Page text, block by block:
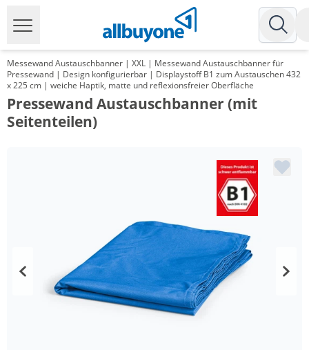
Messewand Austauschbanner | XXL | Messewand Austauschbanner für
Pressewand | Design konfigurierbar | Displaystoff B1 zum Austauschen 432
x 225 cm | weiche Haptik, matte und reflexionsfreier Oberfläche
Pressewand Austauschbanner (mit
Seitenteilen)